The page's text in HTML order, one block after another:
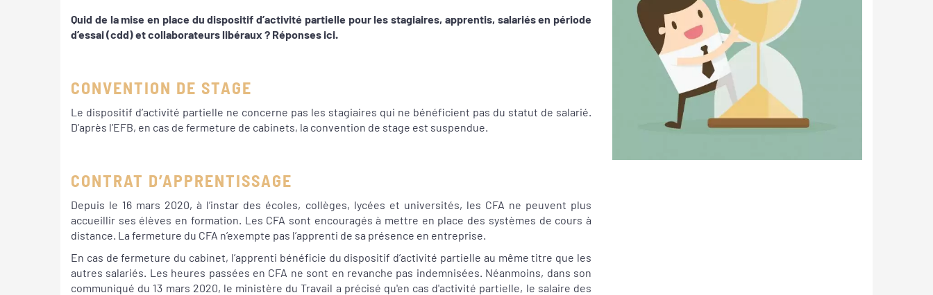
Quid de la mise en place du dispositif d’activité partielle pour les stagiaires, apprentis, salariés en période
d’essai (cdd) et collaborateurs libéraux ? Réponses ici.
CONVENTION DE STAGE
Le dispositif d’activité partielle ne concerne pas les stagiaires qui ne bénéficient pas du statut de salarié.
D’après l’EFB, en cas de fermeture de cabinets, la convention de stage est suspendue.
CONTRAT D’APPRENTISSAGE
Depuis le 16 mars 2020, à l’instar des écoles, collèges, lycées et universités, les CFA ne peuvent plus
accueillir ses élèves en formation. Les CFA sont encouragés à mettre en place des systèmes de cours à
distance. La fermeture du CFA n’exempte pas l’apprenti de sa présence en entreprise.
En cas de fermeture du cabinet, l’apprenti bénéficie du dispositif d’activité partielle au même titre que les
autres salariés. Les heures passées en CFA ne sont en revanche pas indemnisées. Néanmoins, dans son
communiqué du 13 mars 2020, le ministère du Travail a précisé qu'en cas d'activité partielle, le salaire des